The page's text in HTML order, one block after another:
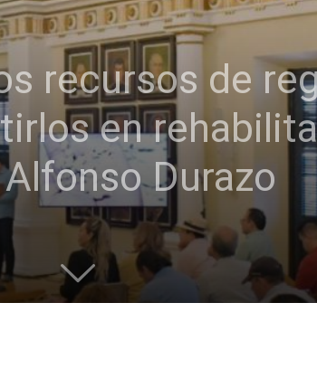
recursos de
en
Durazo